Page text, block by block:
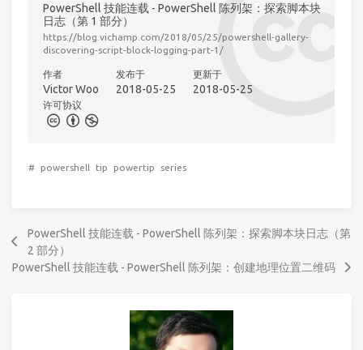
PowerShell 技能连载 - PowerShell 陈列架：探索脚本块
日志（第 1 部分）
https://blog.vichamp.com/2018/05/25/powershell-gallery-
discovering-script-block-logging-part-1/
作者
Victor Woo
发布于
2018-05-25
更新于
2018-05-25
许可协议
# powershell tip powertip series
PowerShell 技能连载 - PowerShell 陈列架：探索脚本块日志（第
2 部分）
PowerShell 技能连载 - PowerShell 陈列架：创建地理位置二维码